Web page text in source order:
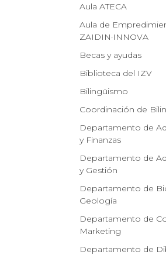
Aula ATECA
Aula de
ZAIDIN·INNOVA
Becas y ayudas
Biblioteca del IZV
Bilingüismo
Coordinación de
Departamento de
y Finanzas
Departamento de
y Gestión
Departamento de
Geología
Departamento de
Marketing
Departamento de